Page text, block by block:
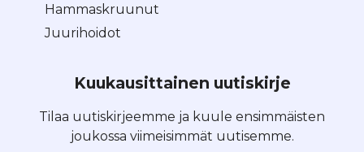
Hammaskruunut
Juurihoidot
Kuukausittainen uutiskirje
Tilaa uutiskirjeemme ja kuule ensimmäisten
joukossa viimeisimmät uutisemme.